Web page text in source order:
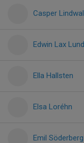
Casper
Edwin Lax Lund
Ella Hallsten
Elsa Loréhn
Emil Söderberg